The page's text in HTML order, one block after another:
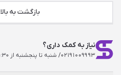
نیاز به کمک داری؟
۰۲۱۹۱۰۰۹۹۹۳/ شنبه تا پنجشنبه از ۱۰:۳۰ تا ۱۹:۳۰
بازگشت به بالا